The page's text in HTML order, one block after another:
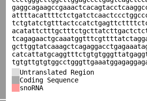
Untranslated Region
Coding Sequence
snoRNA